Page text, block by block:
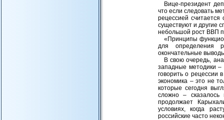
Вице-президент
что если следовать
рецессией
существуют и другие
небольшой рост ВВП
«Принципы
для определения
окончательные
В свою очередь,
западные методики –
говорить о рецессии
экономика – это не
которые сегодня
сложно –
продолжает
условиях, когда
российские часто